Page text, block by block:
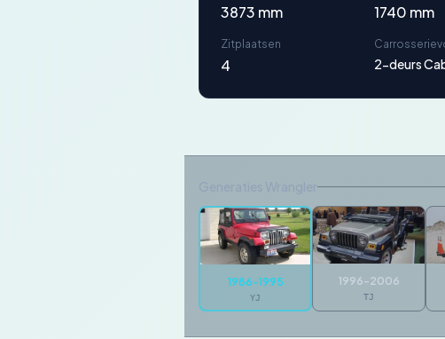
3873 mm 1740 mm
Zitplaatsen
4 2-deurs
1986-1995
YJ
1996-2006
TJ